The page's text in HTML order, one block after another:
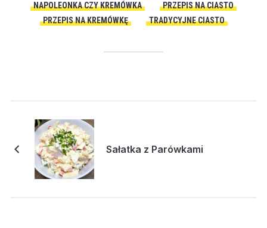
NAPOLEONKA CZY KREMÓWKA
PRZEPIS NA CIASTO
PRZEPIS NA KREMÓWKĘ
TRADYCYJNE CIASTO
Sałatka z Parówkami